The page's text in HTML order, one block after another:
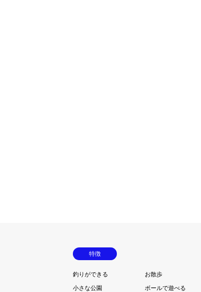
特徴
釣りができる お散歩
小さな公園
ボールで遊べる